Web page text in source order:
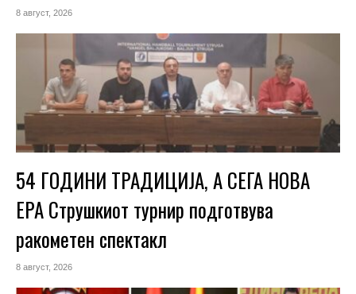
8 август, 2026
54 ГОДИНИ ТРАДИЦИЈА, А СЕГА НОВА
ЕРА Струшкиот турнир подготвува
ракометен спектакл
8 август, 2026